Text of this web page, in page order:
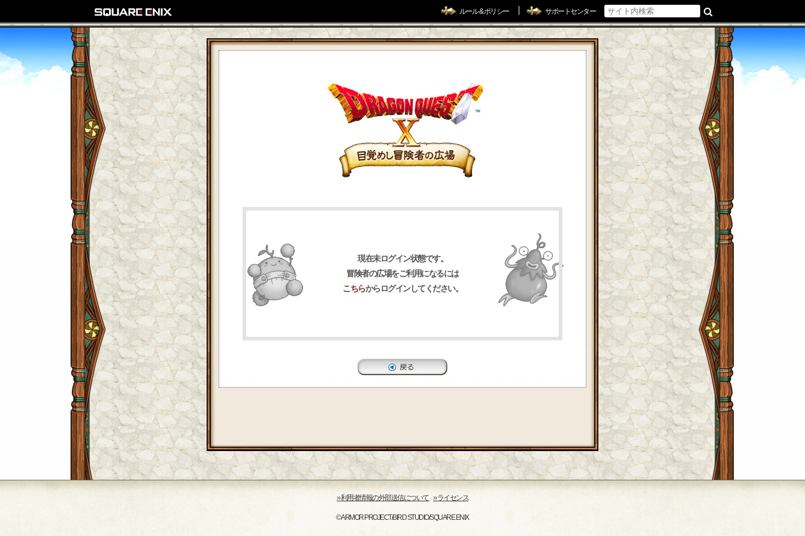
ルール & ポリシー サポートセンター
現在未ログイン状態です。
冒険者の広場をご利用になるには
こちらからログインしてください。
›› 利用者情報の外部送信について ›› ライセンス
© ARMOR PROJECT/BIRD STUDIO/SQUARE ENIX